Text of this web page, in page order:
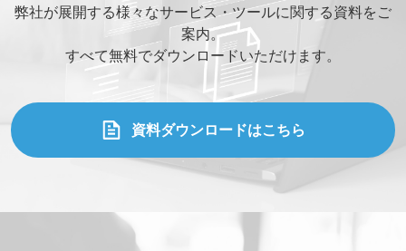
弊社が展開する様々なサービス・ツールに関する資料をご
案内。
すべて無料でダウンロードいただけます。
資料ダウンロードはこちら